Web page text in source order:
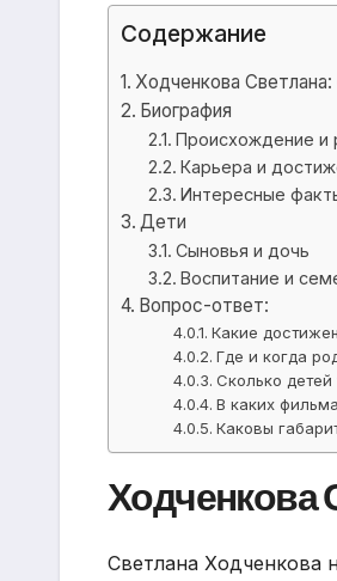
Содержание
Ходченкова
Биография
Происхождение и
Карьера и
Интересные
Дети
Сыновья и дочь
Воспитание и
Вопрос-ответ:
Какие
Где и когда
Сколько
В каких
Каковы
Ходченкова
Светлана Ходченкова